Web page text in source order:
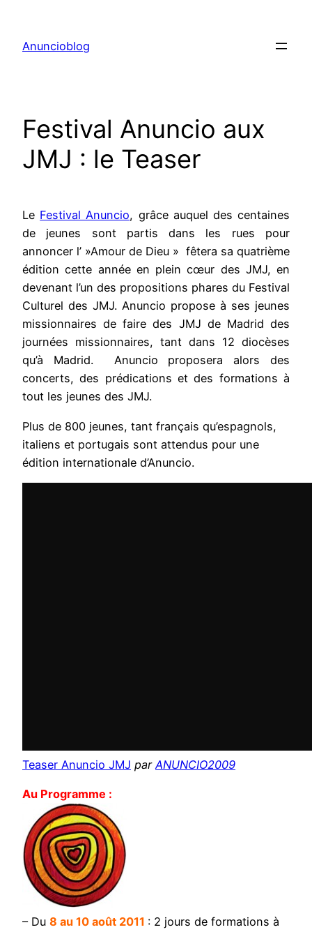
contenu
Anuncioblog
Festival Anuncio aux
JMJ : le Teaser
Le Festival Anuncio, grâce auquel des centaines
de jeunes sont partis dans les rues pour
annoncer l’ »Amour de Dieu » fêtera sa quatrième
édition cette année en plein cœur des JMJ, en
devenant l’un des propositions phares du Festival
Culturel des JMJ. Anuncio propose à ses jeunes
missionnaires de faire des JMJ de Madrid des
journées missionnaires, tant dans 12 diocèses
qu’à Madrid. Anuncio proposera alors des
concerts, des prédications et des formations à
tout les jeunes des JMJ.
Plus de 800 jeunes, tant français qu’espagnols,
italiens et portugais sont attendus pour une
édition internationale d’Anuncio.
Teaser Anuncio JMJ par ANUNCIO2009
Au Programme :
– Du 8 au 10 août 2011 : 2 jours de formations à